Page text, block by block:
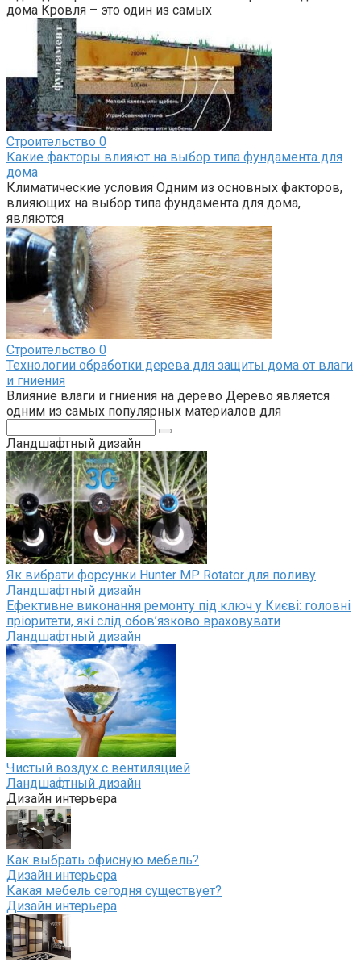
дома Кровля – это один из самых
Строительство 0
Какие факторы влияют на выбор типа фундамента для
дома
Климатические условия Одним из основных факторов,
влияющих на выбор типа фундамента для дома,
являются
Строительство 0
Технологии обработки дерева для защиты дома от влаги
и гниения
Влияние влаги и гниения на дерево Дерево является
одним из самых популярных материалов для
Ландшафтный дизайн
Як вибрати форсунки Hunter MP Rotator для поливу
Ландшафтный дизайн
Ефективне виконання ремонту під ключ у Києві: головні
пріоритети, які слід обов’язково враховувати
Ландшафтный дизайн
Чистый воздух с вентиляцией
Ландшафтный дизайн
Дизайн интерьера
Как выбрать офисную мебель?
Дизайн интерьера
Какая мебель сегодня существует?
Дизайн интерьера